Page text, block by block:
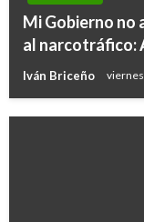
Mi Gobierno no
al narcotráfico:
Iván Briceño